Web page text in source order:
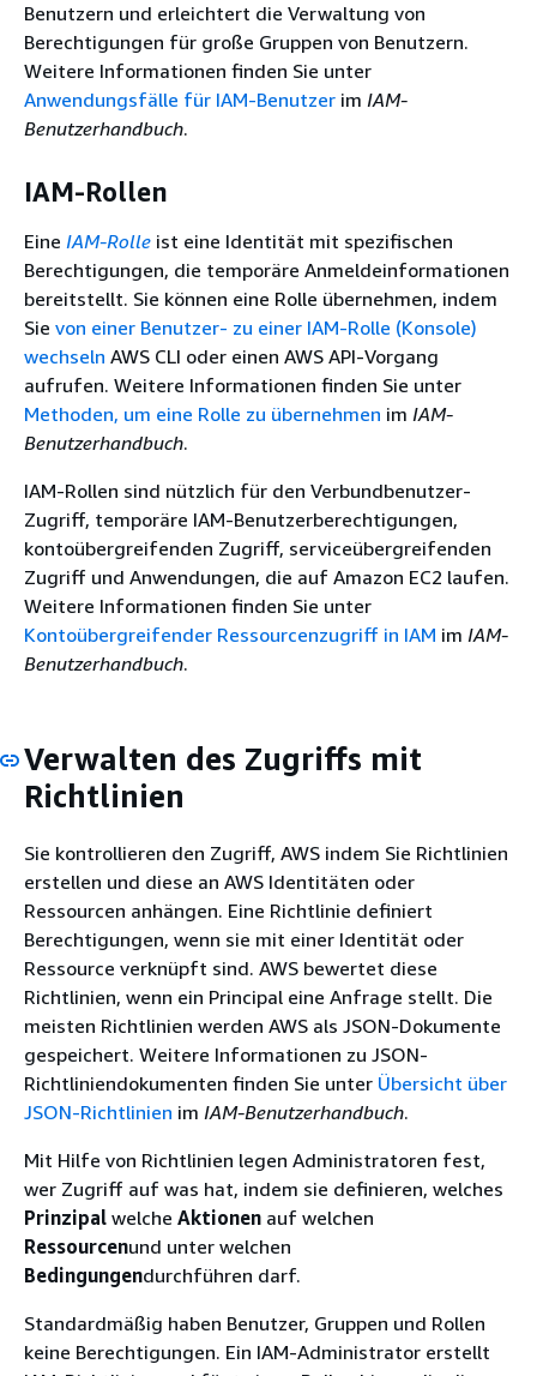
Benutzern und erleichtert die Verwaltung von
Berechtigungen für große Gruppen von Benutzern.
Weitere Informationen finden Sie unter
Anwendungsfälle für IAM-Benutzer im IAM-
Benutzerhandbuch.
IAM-Rollen
Eine IAM-Rolle ist eine Identität mit spezifischen
Berechtigungen, die temporäre Anmeldeinformationen
bereitstellt. Sie können eine Rolle übernehmen, indem
Sie von einer Benutzer- zu einer IAM-Rolle (Konsole)
wechseln AWS CLI oder einen AWS API-Vorgang
aufrufen. Weitere Informationen finden Sie unter
Methoden, um eine Rolle zu übernehmen im IAM-
Benutzerhandbuch.
IAM-Rollen sind nützlich für den Verbundbenutzer-
Zugriff, temporäre IAM-Benutzerberechtigungen,
kontoübergreifenden Zugriff, serviceübergreifenden
Zugriff und Anwendungen, die auf Amazon EC2 laufen.
Weitere Informationen finden Sie unter
Kontoübergreifender Ressourcenzugriff in IAM im IAM-
Benutzerhandbuch.
Verwalten des Zugriffs mit
Richtlinien
Sie kontrollieren den Zugriff, AWS indem Sie Richtlinien
erstellen und diese an AWS Identitäten oder
Ressourcen anhängen. Eine Richtlinie definiert
Berechtigungen, wenn sie mit einer Identität oder
Ressource verknüpft sind. AWS bewertet diese
Richtlinien, wenn ein Principal eine Anfrage stellt. Die
meisten Richtlinien werden AWS als JSON-Dokumente
gespeichert. Weitere Informationen zu JSON-
Richtliniendokumenten finden Sie unter Übersicht über
JSON-Richtlinien im IAM-Benutzerhandbuch.
Mit Hilfe von Richtlinien legen Administratoren fest,
wer Zugriff auf was hat, indem sie definieren, welches
Prinzipal welche Aktionen auf welchen
Ressourcenund unter welchen
Bedingungendurchführen darf.
Standardmäßig haben Benutzer, Gruppen und Rollen
keine Berechtigungen. Ein IAM-Administrator erstellt